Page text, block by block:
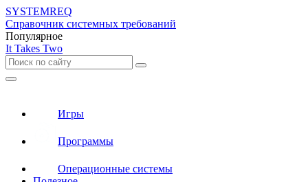
SYSTEMREQ
Справочник системных требований
Популярное
It Takes Two
Игры
Программы
Операционные системы